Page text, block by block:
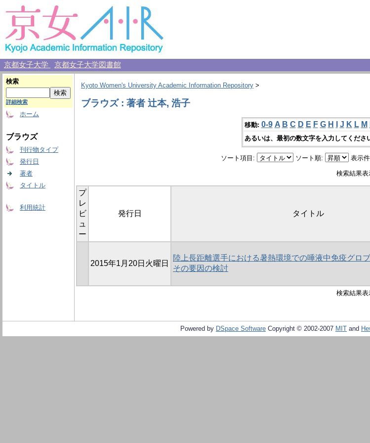
京都女子大学 京都女子大学図書館
検索
詳細検索
ホーム
ブラウズ
刊行物タイプ
発行日
著者
タイトル
利用統計
Kyoto Women's University Academic Information Repository >
ブラウズ : 著者 辻本, 浩子
移動: 0-9 A B C D E F G H J K L M
あるいは、最初の数文字を入力してくださ
ソート項目: ソート順: 表示
検索結果
プ
レ
ビ
ュ
ー
発行日 タイトル
2015年1月20日火曜日
陸上長距離選手における暑熱環境での唾液中免疫グロ
その要因の検討
検索結果
Powered by DSpace Software Copyright © 2002-2007 MIT and